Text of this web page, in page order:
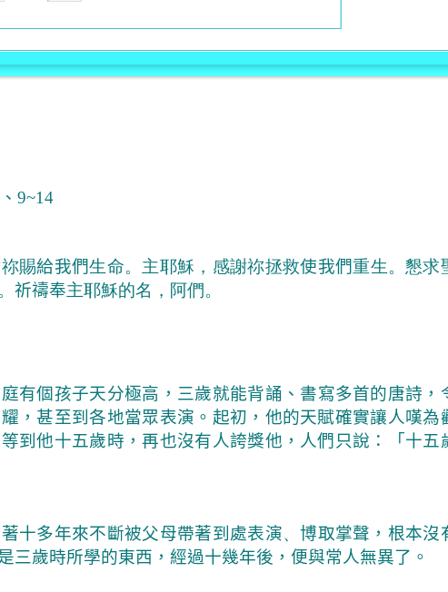
、 9~14
賜給我們生命。主耶穌，感謝祢拯救使我們重生。懇求
祈禱奉主耶穌的名，阿們。
庭有個孩子天分極高，三歲就能背誦、書寫多首的唐詩，
，甚至到各地當眾表演。起初，他的天賦確實讓人嘆為
到他十五歲時，再也沒有人誇獎他，人們只說：「十五
十多年來不斷被父母帶著到處表演、博取掌聲，根本沒
三歲時所學的東西，經過十幾年後，便與常人無異了。